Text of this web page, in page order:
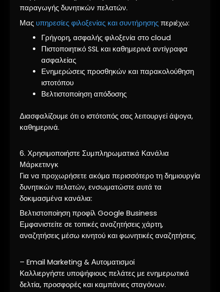
παραγωγής δυνητικών πελατών.
Μας υπηρεσίες φιλοξενίας και συντήρησης περιέχω:
Γρήγορη, ασφαλής φιλοξενία στο cloud
Πιστοποιητικό SSL και καθημερινά αντίγραφα
ασφαλείας
Ενημερώσεις προσθηκών και παρακολούθηση
ιστοτόπου
Βελτιστοποίηση απόδοσης
Διασφαλίζουμε ότι ο ιστότοπός σας λειτουργεί άψογα,
καθημερινά.
6. Χρησιμοποιήστε Συμπληρωματικά Κανάλια
Μάρκετινγκ
Για να προχωρήσετε ακόμα περισσότερο τη δημιουργία
δυνητικών πελατών, ενσωματώστε αυτά τα
δοκιμασμένα κανάλια:
Βελτιστοποίηση προφίλ Google Business
Εμφανιστείτε σε τοπικές αναζητήσεις χάρτη,
αναζητήσεις μέσω κινητού και φωνητικές αναζητήσεις.
– Email Marketing & Αυτοματισμοί
Καλλιεργήστε υποψήφιους πελάτες με ενημερωτικά
δελτία, προσφορές και καμπάνιες σταγόνων.